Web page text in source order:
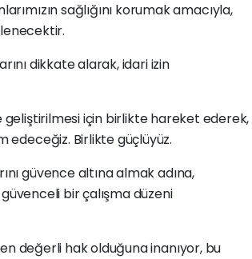
sağlığını korumak amacıyla,
dikkate alarak, idari izin
geliştirilmesi için birlikte hareket ederek,
edeceğiz. Birlikte güçlüyüz.
güvence altına almak adına,
bir çalışma düzeni
değerli hak olduğuna inanıyor, bu